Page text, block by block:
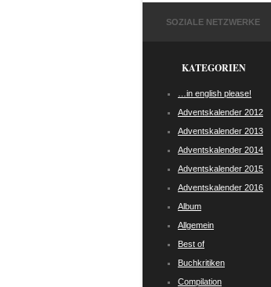
SOZIALE NETZWERKE
KATEGORIEN
…in english please!
Adventskalender 2012
Adventskalender 2013
Adventskalender 2014
Adventskalender 2015
Adventskalender 2016
Album
Allgemein
Best of
Buchkritiken
Compilation